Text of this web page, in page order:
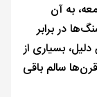
به آن
در برابر
بسیاری از
سالم باقی